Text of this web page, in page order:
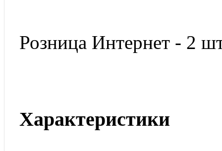
Розница Интернет - 2
Характеристики